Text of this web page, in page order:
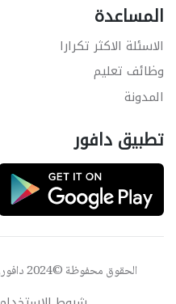
المساعدة
الاسئلة الاكثر تكرارا
وظائف تعليم
المدونة
تطبيق دافور
الحقوق محفوظة ©2024 دافور, أحد مشاريع مجموعة